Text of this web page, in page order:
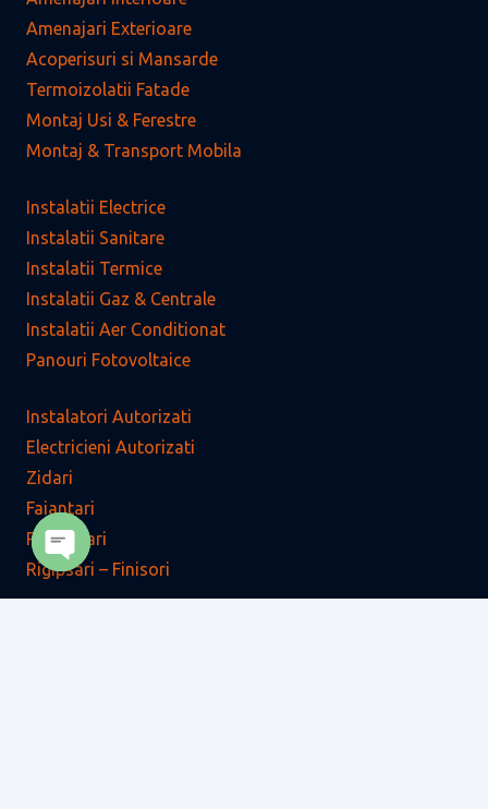
Amenajari Exterioare
Acoperisuri si Mansarde
Termoizolatii Fatade
Montaj Usi & Ferestre
Montaj & Transport Mobila
Instalatii Electrice
Instalatii Sanitare
Instalatii Termice
Instalatii Gaz & Centrale
Instalatii Aer Conditionat
Panouri Fotovoltaice
Instalatori Autorizati
Electricieni Autorizati
Zidari
Faiantari
Parchetari
Rigipsari – Finisori